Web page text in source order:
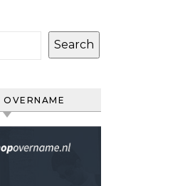
Search